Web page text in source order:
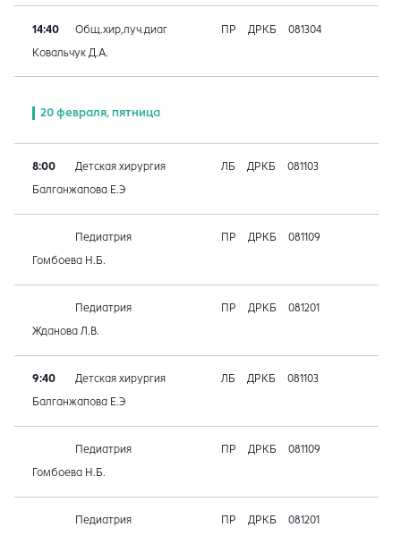
14:40 Общ.хир,луч.диаг ПР ДРКБ 081304
Ковальчук Д.А.
20 февраля, пятница
8:00 Детская хирургия ЛБ ДРКБ 081103
Балганжапова Е.Э
Педиатрия ПР ДРКБ 081109
Гомбоева Н.Б.
Педиатрия ПР ДРКБ 081201
Жданова Л.В.
9:40 Детская хирургия ЛБ ДРКБ 081103
Балганжапова Е.Э
Педиатрия ПР ДРКБ 081109
Гомбоева Н.Б.
Педиатрия ПР ДРКБ 081201